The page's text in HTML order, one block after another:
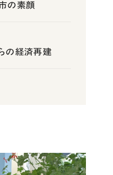
の素顔
の経済再建